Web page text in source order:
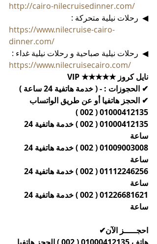
http://cairo-nilecruisedinner.com/
◀  رحلات نيلية متحركة :
https://www.nilecruise-cairo-
dinner.com/
◀  رحلات نيلية صباحية و رحلات نيلية غداء :
https://www.nilecruisecairo.com/
نايل كروز ★★★★★ VIP
✔ الحجوزات : - ( خدمة هاتفية 24 ساعة )
✔ الحجز هاتفيا أو عن طريق الواتساب
01000412135 ( 002 )
ساعة
ساعة
ساعة
ساعة
احجـــــز الآن✔